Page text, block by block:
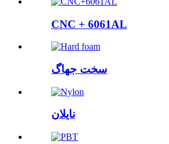
CNC + 6061AL
سخت جھاگ
نایلان